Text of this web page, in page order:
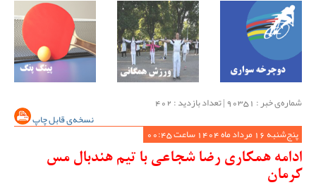
شماره‌ی خبر : ‌90351 | تعداد بازدید : 402
نسخه‌ی قابل چاپ
پنج‌شنبه 16 مرداد ماه 1404 ساعت 00:45
ادامه همکاری رضا شجاعی با تیم هندبال مس
کرمان